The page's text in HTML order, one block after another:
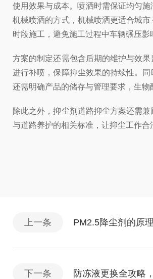
使用效果与成本。喷洒时需保证均匀
机械喷洒的方式，机械喷洒更适合城
时段施工，避免施工过程中车辆碾压
方案的制定还需包含后期的维护与效
进行补喷，保障抑尘效果的持续性。
还需明确产品的储存与管理要求，生
除此之外，抑尘剂道路抑尘方案还需
与道路养护的相关标准，让抑尘工作合
上一条 PM2.5降尘剂的原
下一条 防冻液更换全攻略